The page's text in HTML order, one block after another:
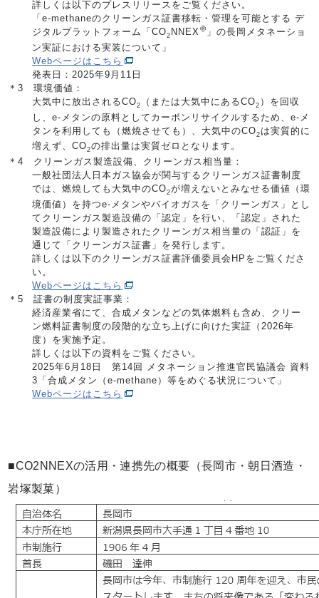
詳しくは以下のプレスリリースをご覧ください。
「e-methaneのクリーンガス証書移転・管理を可能とする デ
ジタルプラットフォーム「CO2 NNEX
」の長岡メタネーショ
ン実証における実装について」
Webページはこちら
発表日：2025年9月11日
＊3 環境価値：
大気中に放出されるCO2 （または大気中にあるCO2 ）を回収
し、e-メタンの原料としてカーボンリサイクルするため、e-メ
タンを利用しても（燃焼させても）、大気中のCO2 は実質的に
増えず、CO2の排出量は実質ゼロとなります。
＊4 クリーンガス製造設備、クリーンガス相当量：
一般社団法人日本ガス協会が関与するクリーンガス証書制度
では、燃焼しても大気中のCO2が増えないとみなせる価値（環
境価値）を持つe-メタンやバイオガスを「クリーンガス」とし
てクリーンガス製造設備の「認定」を行い、「認定」された
製造設備により製造されたクリーンガス相当量の「認証」を
通じて「クリーンガス証書」を発行します。
詳しくは以下のクリーンガス証書評価委員会HPをご覧くださ
い。
Webページはこちら
＊5 証書の制度実証事業：
経済産業省にて、合成メタンなどの気体燃料も含め、クリー
ン燃料証書制度の段階的な立ち上げに向けた実証（2026年
度）を実施予定。
詳しくは以下の資料をご覧ください。
2025年6月18日 第14回 メタネーション推進官民協議会 資料
3「合成メタン（e-methane）等をめぐる状況について」
Webページはこちら
■CO2NNEXの活用・連携先の概要（長岡市・朝日酒造・
岩塚製菓）